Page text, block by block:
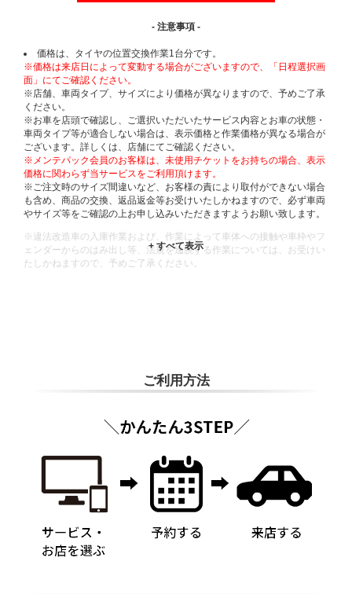
- 注意事項 -
価格は、タイヤの位置交換作業1台分です。
※価格は来店日によって変動する場合がございますので、「日程選択画
面」にてご確認ください。
※店舗、車両タイプ、サイズにより価格が異なりますので、予めご了承
ください。
※お車を店頭で確認し、ご選択いただいたサービス内容とお車の状態・
車両タイプ等が適合しない場合は、表示価格と作業価格が異なる場合が
ございます。詳しくは、店舗にてご確認ください。
※メンテパック会員のお客様は、未使用チケットをお持ちの場合、表示
価格に関わらず当サービスをご利用頂けます。
※ご注文時のサイズ間違いなど、お客様の責により取付ができない場合
も含め、商品の交換、返品返金等お受けいたしかねますので、必ず車両
やサイズ等をご確認の上お申し込みいただきますようお願い致します。
※違法改造車の入庫作業および、作業によって車体への接触や車枠やフ
ェンダーからのはみ出し等、法規を逸脱する作業については、お受けい
たしかねますので、予めご了承ください。
ご利用方法